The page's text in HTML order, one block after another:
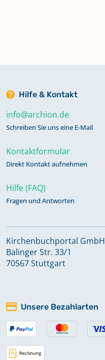
Hilfe & Kontakt
info@archion.de
Schreiben Sie uns eine E-Mail
Kontaktformular
Direkt Kontakt aufnehmen
Hilfe (FAQ)
Fragen und Antworten
Kirchenbuchportal GmbH
Balinger Str. 33/1
70567 Stuttgart
Unsere Bezahlarten